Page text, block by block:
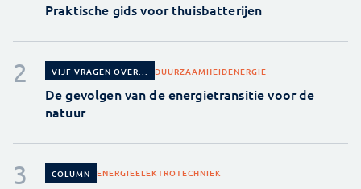
Praktische gids voor thuisbatterijen
VIJF VRAGEN OVER... DUURZAAMHEIDENERGIE
De gevolgen van de energietransitie voor de
natuur
COLUMN ENERGIEELEKTROTECHNIEK